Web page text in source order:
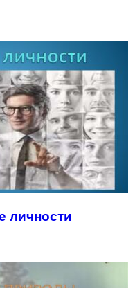
личности